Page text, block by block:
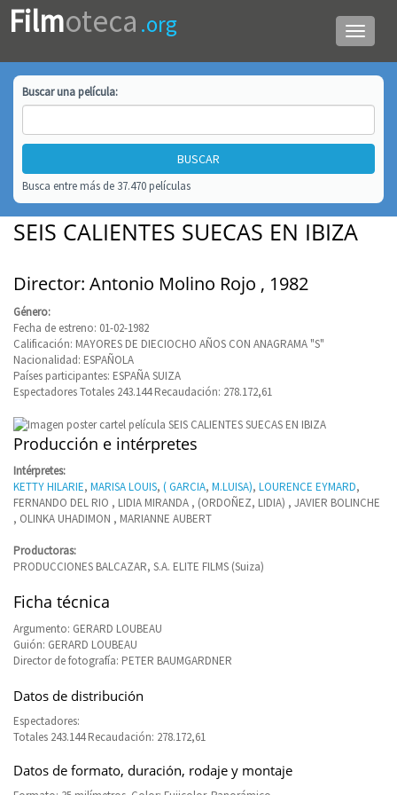
Menú
de
Filmoteca .org
Buscar unapelícula:
Busca entre más de 37.470 películas
SEIS CALIENTES SUECAS EN IBIZA
Director: Antonio Molino Rojo , 1982
Género:
Fecha de estreno: 01-02-1982
Calificación: MAYORES DE DIECIOCHO AÑOS CON ANAGRAMA "S"
Nacionalidad: ESPAÑOLA
Países participantes: ESPAÑA SUIZA
Espectadores Totales 243.144 Recaudación: 278.172,61
Producción e intérpretes
Intérpretes:
KETTY HILARIE, MARISA LOUIS, ( GARCIA, M.LUISA), LOURENCE EYMARD,
FERNANDO DEL RIO , LIDIA MIRANDA , (ORDOÑEZ, LIDIA) , JAVIER BOLINCHE
, OLINKA UHADIMON , MARIANNE AUBERT
Productoras:
PRODUCCIONES BALCAZAR, S.A. ELITE FILMS (Suiza)
Ficha técnica
Argumento: GERARD LOUBEAU
Guión: GERARD LOUBEAU
Director de fotografía: PETER BAUMGARDNER
Datos de distribución
Espectadores:
Totales 243.144 Recaudación: 278.172,61
Datos de formato, duración, rodaje y montaje